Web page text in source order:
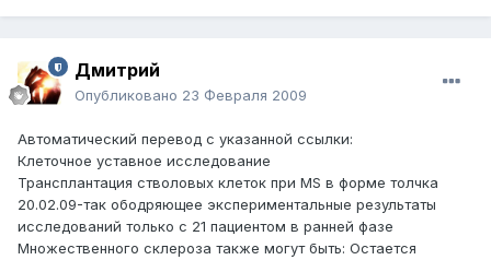
Дмитрий
Опубликовано 23 Февраля 2009
Автоматический перевод с указанной ссылки:
Клеточное уставное исследование
Трансплантация стволовых клеток при MS в форме толчка
20.02.09-так ободряющее экспериментальные результаты
исследований только с 21 пациентом в ранней фазе
Множественного склероза также могут быть: Остается